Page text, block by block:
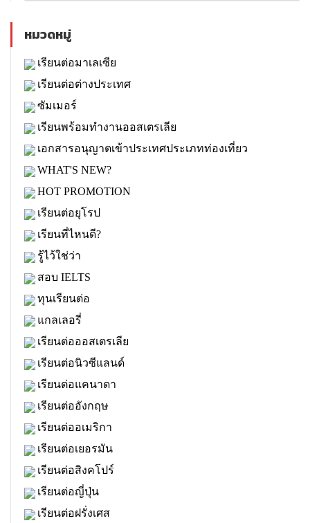
หมวดหมู่
เรียนต่อมาเลเซีย
เรียนต่อต่างประเทศ
ซัมเมอร์
เรียนพร้อมทำงานออสเตรเลีย
เอกสารอนุญาตเข้าประเทศประเภทท่องเที่ยว
WHAT'S NEW?
HOT PROMOTION
เรียนต่อยุโรป
เรียนที่ไหนดี?
รู้ไว้ใช่ว่า
สอบ IELTS
ทุนเรียนต่อ
แกลเลอรี่
เรียนต่อออสเตรเลีย
เรียนต่อนิวซีแลนด์
เรียนต่อแคนาดา
เรียนต่ออังกฤษ
เรียนต่ออเมริกา
เรียนต่อเยอรมัน
เรียนต่อสิงคโปร์
เรียนต่อญี่ปุ่น
เรียนต่อฝรั่งเศส